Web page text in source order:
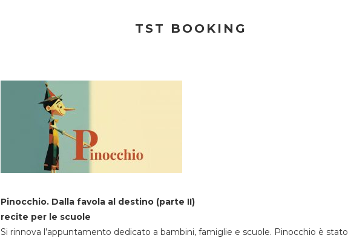
TST BOOKING
Pinocchio. Dalla favola al destino (parte II)
recite per le scuole
Si rinnova l’appuntamento dedicato a bambini, famiglie e scuole. Pinocchio è stato